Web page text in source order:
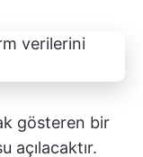
gösteren bir
açılacaktır.